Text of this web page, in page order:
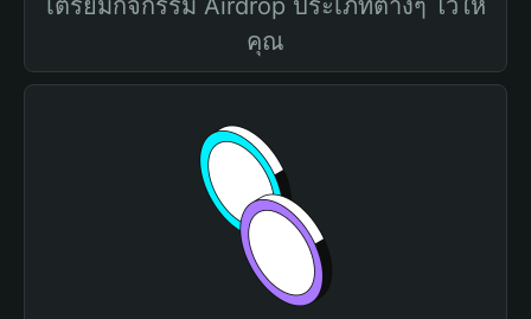
เตรียมกิจกรรม Airdrop ประเภทต่างๆ ไว้ให้
คุณ